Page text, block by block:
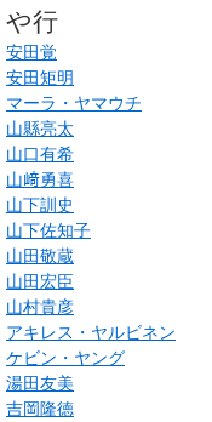
や行
安田覚
安田矩明
マーラ・ヤマウチ
山縣亮太
山口有希
山﨑勇喜
山下訓史
山下佐知子
山田敬蔵
山田宏臣
山村貴彦
アキレス・ヤルビネン
ケビン・ヤング
湯田友美
吉岡隆徳